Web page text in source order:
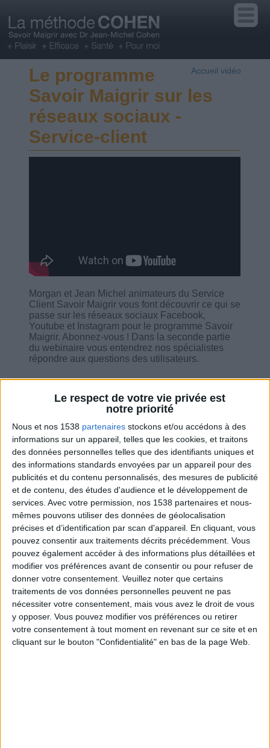
Le respect de votre vie privée est
notre priorité
Nous et nos 1538 partenaires stockons et/ou accédons à des
informations sur un appareil, telles que les cookies, et traitons
des données personnelles telles que des identifiants uniques et
des informations standards envoyées par un appareil pour des
publicités et du contenu personnalisés, des mesures de publicité
et de contenu, des études d'audience et le développement de
services. Avec votre permission, nos 1538 partenaires et nous-
mêmes pouvons utiliser des données de géolocalisation
précises et d’identification par scan d'appareil. En cliquant, vous
pouvez consentir aux traitements décrits précédemment. Vous
pouvez également accéder à des informations plus détaillées et
modifier vos préférences avant de consentir ou pour refuser de
donner votre consentement. Veuillez noter que certains
traitements de vos données personnelles peuvent ne pas
nécessiter votre consentement, mais vous avez le droit de vous
y opposer. Vous pouvez modifier vos préférences ou retirer
votre consentement à tout moment en revenant sur ce site et en
cliquant sur le bouton "Confidentialité" en bas de la page Web.
Accueil vidéo
Le programme
Savoir Maigrir sur les
réseaux sociaux -
Service-client
Morgan et Jean Michel animateurs du Service
Client Savoir Maigrir vous font découvrir ce qui se
passe sur les réseaux sociaux Facebook,
Youtube et Instagram pour le programme Savoir
Maigrir. Abonnez-vous ! Dans la seconde partie
du webinaire vous entendrez nos spécialistes
répondre aux questions des utilisateurs.
Combien de kilos souhaitez-vous perdre ?
Moins de
5 kilos
De 5 à 10
kilos
Plus de
10 kilos
Service-client & Motivation Voir tout
Les équipes du Service-client et de la
Communauté Savoir Maigrir vous aident
chaque semaine à vous rapprocher
sereinement de votre objectif minceur.
Votre bilan minceur(env. 2
min)